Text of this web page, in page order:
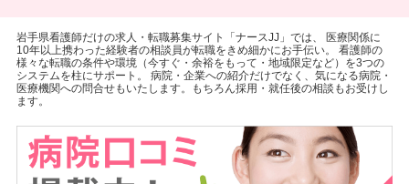
岩手県看護師だけの求人・転職募集サイト「ナースJJ」では、 医療関係に
10年以上携わった経験者の相談員が転職をきめ細かにお手伝い。 看護師の
様々な転職の条件や環境（今すぐ・余裕をもって・地域限定など）を3つの
システムを柱にサポート。 病院・企業への紹介だけでなく、気になる病院・
医療機関への問合せもいたします。もちろん採用・就任後の相談もお受けし
ます。